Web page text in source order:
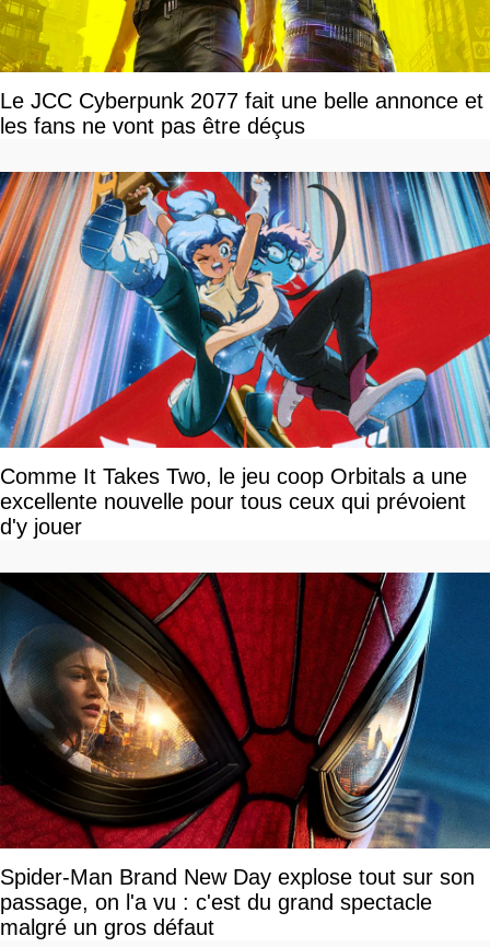
Le JCC Cyberpunk 2077 fait une belle annonce et
les fans ne vont pas être déçus
Comme It Takes Two, le jeu coop Orbitals a une
excellente nouvelle pour tous ceux qui prévoient
d'y jouer
Spider-Man Brand New Day explose tout sur son
passage, on l'a vu : c'est du grand spectacle
malgré un gros défaut